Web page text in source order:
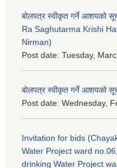
बोलपत्र स्वीकृत गर्ने आशयको
Ra Saghutarma Krishi
Nirman)
Post date: Tuesday,
बोलपत्र स्वीकृत गर्ने आशयको
Post date: Wednesday,
Invitation for bids
Water Project ward
drinking Water Project